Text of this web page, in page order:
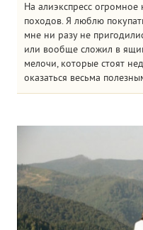
На алиэкспресс
походов. Я люблю
мне ни разу не
или вообще сложил в
мелочи, которые стоят
оказаться весьма